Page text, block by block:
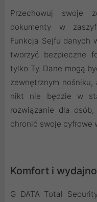
Przechowuj swoje
dokumenty w
Funkcja Sejfu danych
tworzyć bezpieczne
tylko Ty. Dane mogą
zewnętrznym
nikt nie będzie w
rozwiązanie dla
chronić swoje cyfrowe
Komfort i
G DATA Total